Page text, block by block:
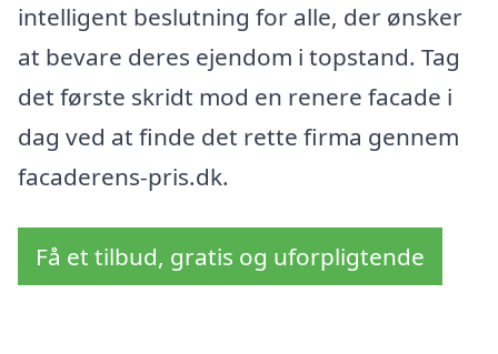
intelligent beslutning for alle, der ønsker
at bevare deres ejendom i topstand. Tag
det første skridt mod en renere facade i
dag ved at finde det rette firma gennem
facaderens-pris.dk.
Få et tilbud, gratis og uforpligtende